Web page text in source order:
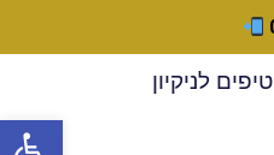
טיפים לניקיון